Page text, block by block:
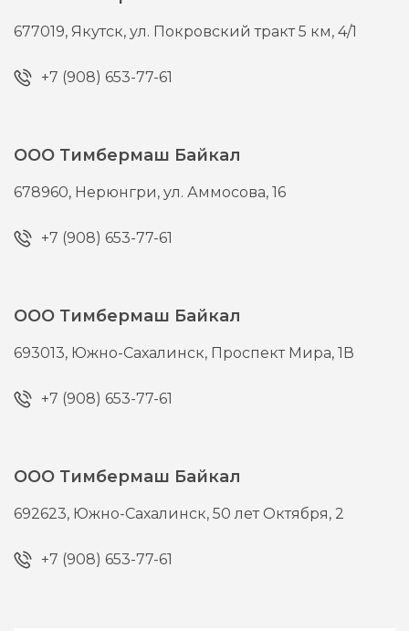
677019, Якутск,ул. Покровский тракт 5 км, 4/1
+7 (908) 653-77-61
ООО Тимбермаш Байкал
678960, Нерюнгри,ул. Аммосова, 16
+7 (908) 653-77-61
ООО Тимбермаш Байкал
693013, Южно-Сахалинск, Проспект Мира, 1В
+7 (908) 653-77-61
ООО Тимбермаш Байкал
692623, Южно-Сахалинск,50 лет Октября, 2
+7 (908) 653-77-61